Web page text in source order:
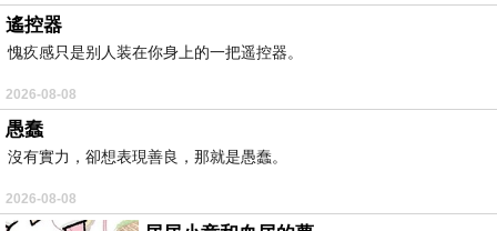
遙控器
愧疚感只是别人装在你身上的一把遥控器。
2026-08-08
愚蠢
沒有實力，卻想表現善良，那就是愚蠢。
2026-08-08